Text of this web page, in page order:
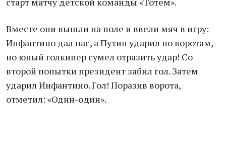
Вместе они вышли на поле и ввели мяч в игру:
Инфантино дал пас, а Путин ударил по воротам,
но юный голкипер сумел отразить удар! Со
второй попытки президент забил гол. Затем
ударил Инфантино. Гол! Поразив ворота,
отметил: «Один-один».